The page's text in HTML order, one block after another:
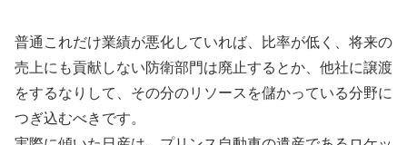
普通これだけ業績が悪化していれば、比率が低く、将来の
売上にも貢献しない防衛部門は廃止するとか、他社に譲渡
をするなりして、その分のリソースを儲かっている分野に
つぎ込むべきです。